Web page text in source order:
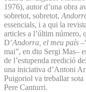
1976), autor d’una obra
sobretot, sobretot,
essencials, i a qui la
articles a l’últim número,
D’Andorra, el meu país
mai”, en diu Sergi Mas–
de l’estupenda reedició
una iniciativa d’Antoni
Puigoriol va treballar
Pere Canturri.